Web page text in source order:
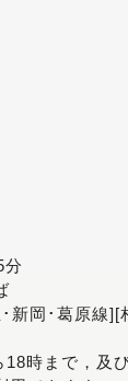
新岡･葛原線
時まで，及